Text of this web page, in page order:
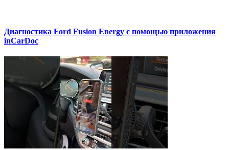
Диагностика Ford Fusion Energy с помощью приложения
inCarDoc